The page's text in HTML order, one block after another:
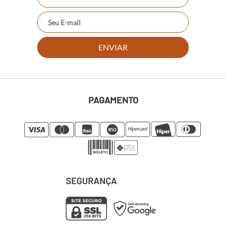
ENVIAR
PAGAMENTO